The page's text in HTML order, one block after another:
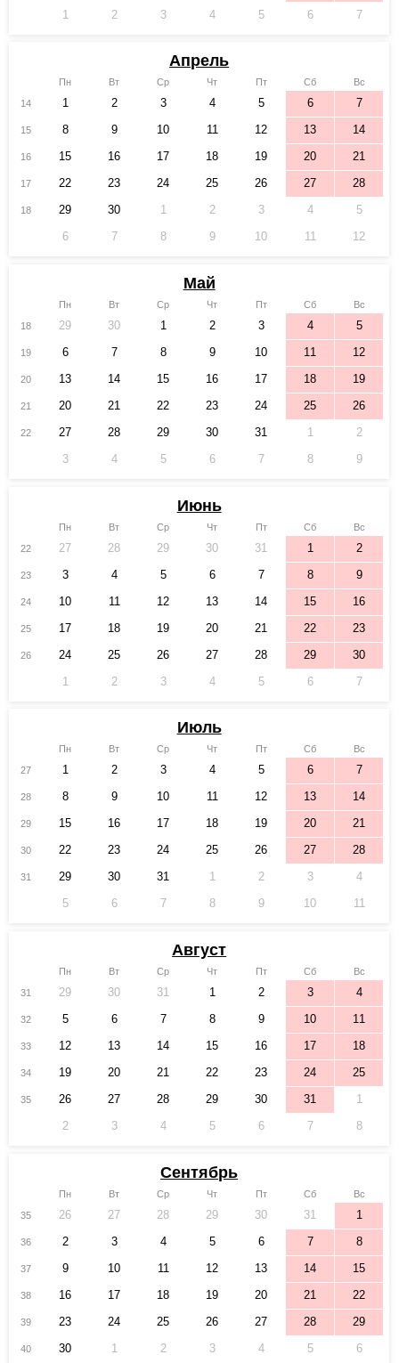
1
2 3 4 5 6 7
Апрель
Пн Вт Ср Чт Пт Сб
Вс
14
1 2 3 4 5 6 7
15 8 9 10 11 12 13 14
16 15 16 17 18 19 20 21
17 22 23 24 25 26 27 28
18 29 30 1 2 3 4
5
6
7 8 9 10 11 12
Май
Пн Вт Ср Чт Пт Сб
Вс
18
29 30 1 2 3 4 5
19 6 7 8 9 10 11 12
20 13 14 15 16 17 18 19
21 20 21 22 23 24 25 26
22 27 28 29 30 31 1
2
3
4 5 6 7 8 9
Июнь
Пн Вт Ср Чт Пт Сб
Вс
22
27 28 29 30 31 1 2
23 3 4 5 6 7 8 9
24 10 11 12 13 14 15 16
25 17 18 19 20 21 22 23
26 24 25 26 27 28 29
30
1
2 3 4 5 6 7
Июль
Пн Вт Ср Чт Пт Сб
Вс
27
1 2 3 4 5 6 7
28 8 9 10 11 12 13 14
29 15 16 17 18 19 20 21
30 22 23 24 25 26 27 28
31 29 30 31 1 2 3
4
5
6 7 8 9 10 11
Август
Пн Вт Ср Чт Пт Сб
Вс
31
29 30 31 1 2 3 4
32 5 6 7 8 9 10 11
33 12 13 14 15 16 17 18
34 19 20 21 22 23 24 25
35 26 27 28 29 30 31
1
2
3 4 5 6 7 8
Сентябрь
Пн Вт Ср Чт Пт Сб
Вс
35
26 27 28 29 30 31 1
36 2 3 4 5 6 7 8
37 9 10 11 12 13 14 15
38 16 17 18 19 20 21 22
39 23 24 25 26 27 28 29
40 30 1 2 3 4 5 6